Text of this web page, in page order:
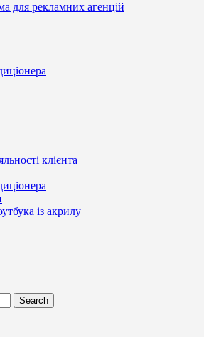
для рекламних агенцій
клієнта
із акрилу
Search